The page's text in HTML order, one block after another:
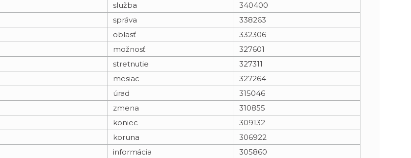
služba
340400
správa
338263
oblasť
332306
možnosť
327601
stretnutie
327311
mesiac
327264
úrad
315046
zmena
310855
koniec
309132
koruna
306922
informácia
305860